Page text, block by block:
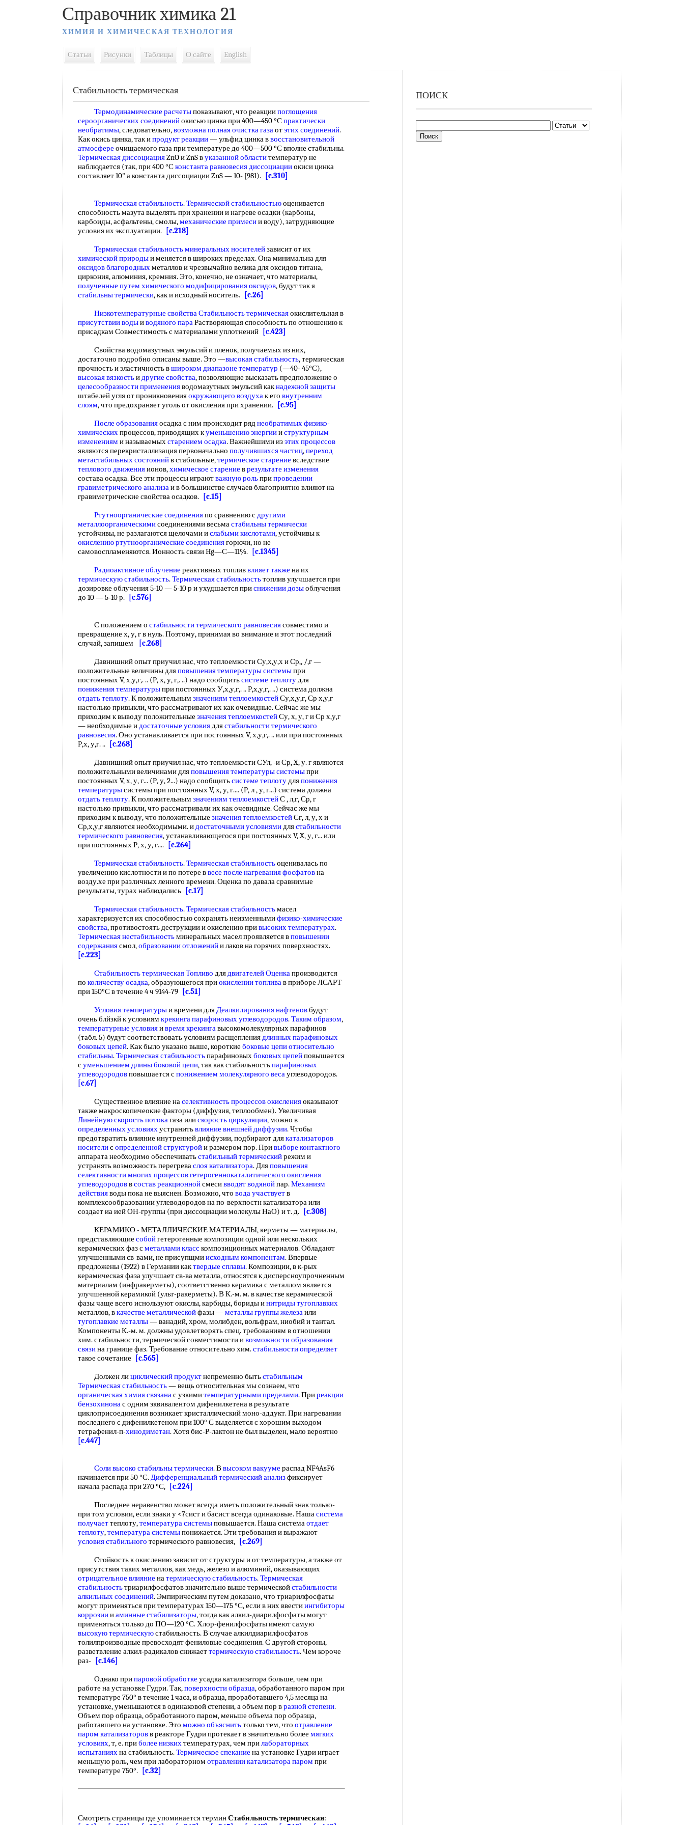
Справочник химика 21
ХИМИЯ И ХИМИЧЕСКАЯ ТЕХНОЛОГИЯ
Статьи Рисунки Таблицы О сайте English
Стабильность термическая
Термодинамические расчетыпоказывают, что реакциипоглощения
сероорганических соединенийокисью цинка при 400—450 °Спрактически
необратимы, следовательно,возможна полнаяочистка газаотэтих соединений.
Как окись цинка, так ипродукт реакции— ульфид цинка ввосстановительной
атмосфере очищаемого газа при температуре до 400—500 °С вполне стабильны.
Термическая диссоциацияZnO и ZnS вуказанной областитемператур не
наблюдается (так, при 400 °Сконстанта равновесия диссоциацииокиси цинка
составляет 10" а константа диссоциации ZnS — 10- [981).
[c.310]
Термическая стабильность.Термической стабильностьюоценивается
способность мазута выделять при хранении и нагреве осадки (карбоны,
карбоиды, асфальтены, смолы,механические примесии воду), затрудняющие
условия их эксплуатации.
[c.218]
Термическая стабильностьминеральных носителейзависит от их
химической природыи меняется в широких пределах. Она минимальна для
оксидов благородныхметаллов и чрезвычайно велика для оксидов титана,
циркония, алюминия, кремния. Это, конечно, не означает, что материалы,
полученные путем химического модифицирования оксидов, будут так я
стабильны термически, как и исходный носитель.
[c.26]
Низкотемпературные свойстваСтабильность термическаяокислительная в
присутствии водыиводяного параРастворяющая способность по отношению к
присадкам Совместимость с материалами уплотнений
[c.423]
Свойства водомазутных эмульсий и пленок, получаемых из них,
достаточно подробно описаны выше. Это —высокая стабильность, термическая
прочность и эластичность вшироком диапазоне температур (—40- 45°С),
высокая вязкостьидругие свойства, позволяющие высказать предположение о
целесообразности примененияводомазутных эмульсий какнадежной защиты
штабелей угля от проникновенияокружающего воздухак его внутренним
слоям, что предохраняет уголь от окисления при хранении.
[c.95]
После образованияосадка с ним происходит ряднеобратимых физико-
химическихпроцессов, приводящих куменьшению энергиииструктурным
изменениям и называемыхстарением осадка. Важнейшими изэтих процессов
являются перекристаллизация первоначально получившихся частиц,переход
метастабильных состоянийв стабильные,термическое старение вследствие
теплового движенияионов,химическое старение врезультате изменения
состава осадка. Все эти процессы играютважную рольприпроведении
гравиметрического анализаи в большинстве случаев благоприятно влияют на
гравиметрические свойства осадков.
[c.15]
Ртутноорганические соединенияпо сравнению сдругими
металлоорганическимисоединениями весьмастабильны термически
устойчивы, не разлагаются щелочами ислабыми кислотами, устойчивы к
окислению ртутноорганические соединениягорючи, но не
самовоспламеняются. Ионность связи Hg—С—11%.
[c.1345]
Радиоактивное облучение реактивных топливвлияет также на их
термическую стабильность.Термическая стабильностьтоплив улучшается при
дозировке облучения 5-10 — 5-10 р и ухудшается приснижении дозыоблучения
до 10 — 5-10 р.
[c.576]
С положением о стабильности термического равновесиясовместимо и
превращение х, у, г в нуль. Поэтому, принимая во внимание и этот последний
случай, запишем
[c.268]
Давнишний опыт приучил нас, что теплоемкости Су,х,у,х и Ср,, /,г —
положительные величины дляповышения температуры системыпри
постоянных V, х,у,г,. .. (Р, х, у, г,. ..) надо сообщитьсистеме теплотудля
понижения температурыпри постоянных У,х,у,г,. .. Р,х,у,г,. ..) система должна
отдать теплоту. К положительным значениям теплоемкостейСу,х,у,г, Ср х,у,г
настолько привыкли, что рассматривают их как очевидные. Сейчас же мы
приходим к выводу положительные значения теплоемкостейСу, х, у, г и Ср х,у,г
— необходимые идостаточные условиядлястабильности термического
равновесия. Оно устанавливается при постоянных V, х,у,г,. .. или при постоянных
Р,х, у,г. ..
[c.268]
Давнишний опыт приучил нас, что теплоемкости СУл, -и Ср, X, у. г являются
положительными величинами дляповышения температуры системыпри
постоянных V, х, у, г... (Р, у, 2...) надо сообщитьсистеме теплотудляпонижения
температурысистемы при постоянных V, х, у, г.... (Р, л , у, г...) система должна
отдать теплоту. К положительным значениям теплоемкостейС , л,г, Ср, г
настолько привыкли, что рассматривали их как очевидные. Сейчас же мы
приходим к выводу, что положительные значения теплоемкостейСг, л, у, х и
Ср,х,у,г являются необходимыми. идостаточными условиямидлястабильности
термического равновесия, устанавливающегося при постоянных V, X, у, г... или
при постоянных Р, х, у, г....
[c.264]
Термическая стабильность.Термическая стабильностьоценивалась по
увеличению кислотности и по потере ввесе после нагревания фосфатовна
возду.хе при различных ленного времени. Оценка по давала сравнимые
результаты, турах наблюдались
[c.17]
Термическая стабильность.Термическая стабильностьмасел
характеризуется их способностью сохранять неизменнымифизико-химические
свойства, противостоять деструкции и окислению привысоких температурах.
Термическая нестабильностьминеральных масел проявляется вповышении
содержаниясмол,образовании отложенийи лаков на горячих поверхностях.
[c.223]
Стабильность термическая Топливо длядвигателей Оценкапроизводится
по количеству осадка, образующегося приокислении топливав приборе ЛСАРТ
при 150°С в течение 4 ч 9144-79
[c.51]
Условия температурыи времени дляДеалкилирования нафтеновбудут
очень блйзкй к условиям крекинга парафиновых углеводородов.Таким образом,
температурные условияивремя крекингавысокомолекулярных парафинов
(табл. 5) будут соответствовать условиям расщеплениядлинных парафиновых
боковых цепей. Как было указано выше, короткие боковые цепиотносительно
стабильны.Термическая стабильностьпарафиновыхбоковых цепейповышается
суменьшением длиныбоковой цепи, так как стабильностьпарафиновых
углеводородовповышается спонижением молекулярного весауглеводородов.
[c.67]
Существенное влияние населективность процессов окисленияоказывают
также макроскопичеокие факторы (диффузия, теплообмен). Увеличивая
Линейную скорость потокагаза илискорость циркуляции, можно в
определенных условияхустранитьвлияние внешней диффузии. Чтобы
предотвратить влияние инутренней диффузии, подбирают длякатализаторов
носителисопределенной структуройи размером пор. Привыборе контактного
аппарата необходимо обеспечиватьстабильный термическийрежим и
устранять возможность перегреваслоя катализатора. Дляповышения
селективностимногих процессовгетерогеннокаталитического окисления
углеводородоввсостав реакционнойсмесивводят водянойпар.Механизм
действияводы пока не выяснен. Возможно, что вода участвуетв
комплексообразовании углеводородов на по-верхпостн катализатора или
создает иа ией ОН-группы (при диссоциации молекулы НаО) и т. д.
[c.308]
КЕРАМИКО - МЕТАЛЛИЧЕСКИЕ МАТЕРИАЛЫ, керметы — материалы,
представляющие собойгетерогенные композиции одной или нескольких
керамических фаз сметаллами класскомпозиционных материалов. Обладают
улучшенными св-вами, не присупщмиисходным компонентам. Впервые
предложены (1922) в Германии кактвердые сплавы. Композиции, в к-рых
керамическая фаза улучшает св-ва металла, относятся к дисперсноупрочненным
материалам (инфракерметы), соответственно керамика с металлом является
улучшенной керамикой (ульт-ракерметы). В К.-м. м. в качестве керамической
фазы чаще всего иснользуют окислы, карбиды, бориды инитриды тугоплавких
металлов, вкачестве металлическойфазы —металлы группы железаили
тугоплавкие металлы— ванадий, хром, молибден, вольфрам, ниобий и тантал.
Компоненты К.-м. м. должны удовлетворять спец. требованиям в отношении
хим. стабильности, термической совместимости ивозможности образования
связина границе фаз. Требование относительно хим.стабильности определяет
такое сочетание
[c.565]
Должен лициклический продуктнепременно бытьстабильным
Термическая стабильность— вещь относительная мы сознаем, что
органическая химия связанас узкимитемпературными пределами. Приреакции
бензохинонас одним эквивалентом дифенилкетена в результате
циклоприсоединения возникает кристаллический моно-аддукт. При нагревании
последнего с дифенилкетеном при 100° С выделяется с хорошим выходом
тетрафенил-п-хинодиметан. Хотя бис-Р-лактон не был выделен, мало вероятно
[c.447]
Соли высоко стабильны термически. Ввысоком вакууме распад NF4AsF6
начинается при 50 °С.Дифференциальный термический анализфиксирует
начала распада при 270 °С,
[c.224]
Последнее неравенство может всегда иметь положительный знак только-
при том условии, если знаки у <7сист и басист всегда одинаковые. Нашасистема
получаеттеплоту,температура системыповышается. Наша системаотдает
теплоту,температура системыпонижается. Эти требования и выражают
условия стабильного термического равновесия,
[c.269]
Стойкость к окислению зависит от структуры и от температуры, а также от
присутствия таких металлов, как медь, железо и алюминий, оказывающих
отрицательное влияние натермическую стабильность.Термическая
стабильностьтриарилфосфатов значительно выше термическойстабильности
алкильных соединений. Эмпирическим путем доказано, что триарилфосфаты
могут применяться при температурах 150—175 °С, если в них ввестиингибиторы
коррозиииаминные стабилизаторы, тогда как алкил-диарилфосфаты могут
применяться только до ПО—120 °С. Хлор-фенилфосфаты имеют самую
высокую термическуюстабильность. В случае алкилдиарилфосфатов
толилпроизводные превосходят фениловые соединения. С другой стороны,
разветвление алкил-радикалов снижаеттермическую стабильность. Чем короче
раз-
[c.146]
Однако припаровой обработке усадка катализатора больше, чем при
работе на установке Гудри. Так,поверхности образца, обработанного паром при
температуре 750° в течение 1 часа, и образца, проработавшего 4,5 месяца на
установке, уменьшаются в одинаковой степени, а объем пор вразной степени.
Объем пор образца, обработанного паром, меньше объема пор образца,
работавшего на установке. Это можно объяснитьтолько тем, что отравление
паром катализаторовв реакторе Гудри протекает в значительно более мягких
условиях, т, е. приболее низкихтемпературах, чем прилабораторных
испытанияхна стабильность.Термическое спекание на установке Гудри играет
меньшую роль, чем при лабораторном отравлении катализатора паром при
температуре 750°.
[c.32]
Смотреть страницы где упоминается терминСтабильность термическая:
ПОИСК